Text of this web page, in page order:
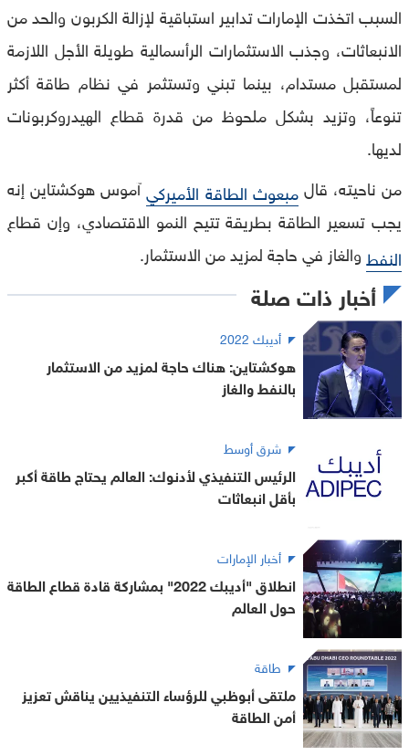
السبب اتخذت الإمارات تدابير استباقية لإزالة الكربون والحد من
الانبعاثات، وجذب الاستثمارات الرأسمالية طويلة الأجل اللازمة
لمستقبل مستدام، بينما تبني وتستثمر في نظام طاقة أكثر
تنوعاً، وتزيد بشكل ملحوظ من قدرة قطاع الهيدروكربونات
لديها.
من ناحيته، قال مبعوث الطاقة الأميركيآموس هوكشتاين إنه
يجب تسعير الطاقة بطريقة تتيح النمو الاقتصادي، وإن قطاع
النفطوالغاز في حاجة لمزيد من الاستثمار.
أخبار ذات صلة
أديبك 2022
هوكشتاين: هناك حاجة لمزيد من الاستثمار
بالنفط والغاز
شرق أوسط
الرئيس التنفيذي لأدنوك: العالم يحتاج طاقة أكبر
بأقل انبعاثات
أخبار الإمارات
انطلاق "أديبك 2022" بمشاركة قادة قطاع الطاقة
حول العالم
طاقة
ملتقى أبوظبي للرؤساء التنفيذيين يناقش تعزيز
أمن الطاقة